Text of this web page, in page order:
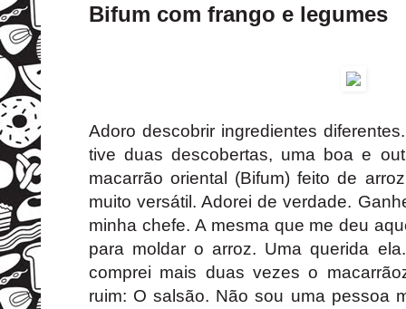
Bifum com frango e legumes
Adoro descobrir ingredientes
tive duas descobertas, uma boa e
macarrão oriental (Bifum) feito de
muito versátil. Adorei de verdade.
minha chefe. A mesma que me deu
para moldar o arroz. Uma querida
comprei mais duas vezes o
ruim: O salsão. Não sou uma pessoa